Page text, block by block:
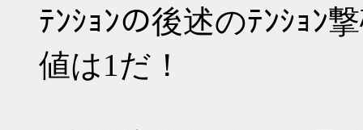
ﾃﾝｼｮﾝの後述のﾃﾝｼｮﾝ
値は1だ！